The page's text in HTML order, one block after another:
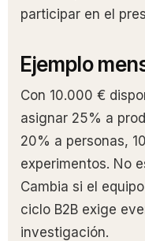
participar en el
Ejemplo
Con 10.000 €
asignar 25% a
20% a personas,
experimentos. No
Cambia si el
ciclo B2B exige
investigación.